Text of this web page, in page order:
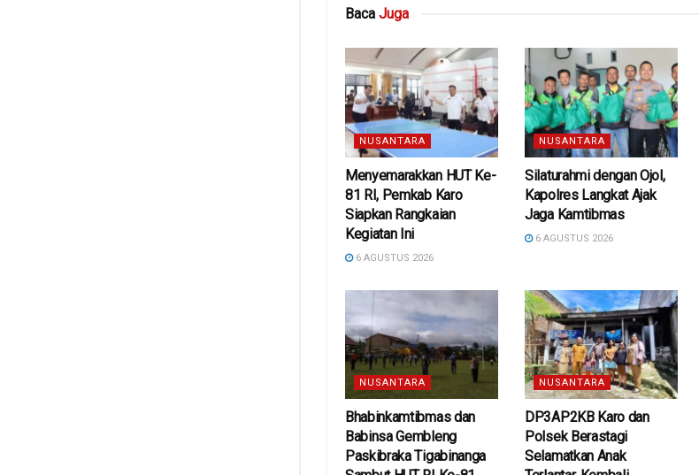
Baca Juga
NUSANTARA
Menyemarakkan HUT Ke-
81 RI, Pemkab Karo
Siapkan Rangkaian
Kegiatan Ini
6 AGUSTUS 2026
NUSANTARA
Silaturahmi dengan Ojol,
Kapolres Langkat Ajak
Jaga Kamtibmas
6 AGUSTUS 2026
NUSANTARA
Bhabinkamtibmas dan
Babinsa Gembleng
Paskibraka Tigabinanga
NUSANTARA
DP3AP2KB Karo dan
Polsek Berastagi
Selamatkan Anak